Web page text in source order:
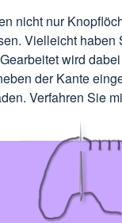
nicht nur
Vielleicht
wird
der Kante
Verfahren Sie